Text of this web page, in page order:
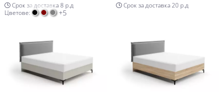
Срок за доставка 8 р.д
Цветове:
+5
Срок за доставка 20 р.д